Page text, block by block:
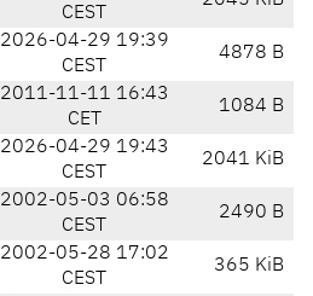
CEST
2026-04-29 19:39
CEST
4878 B
2011-11-11 16:43
CET
1084 B
2026-04-29 19:43
CEST
2041 KiB
2002-05-03 06:58
CEST
2490 B
2002-05-28 17:02
CEST
365 KiB